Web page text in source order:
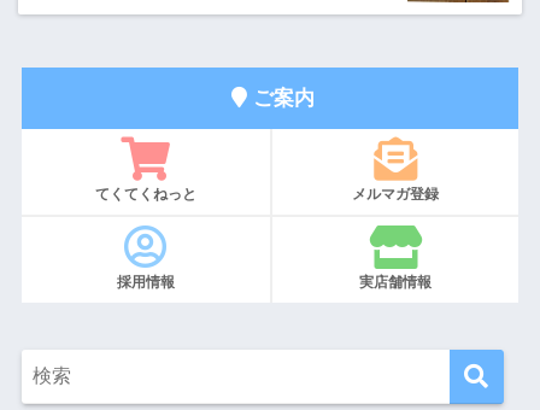
ご案内
てくてくねっと メルマガ登録
採用情報 実店舗情報